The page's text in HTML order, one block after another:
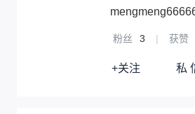
粉丝 3 | 获赞
+关注 私